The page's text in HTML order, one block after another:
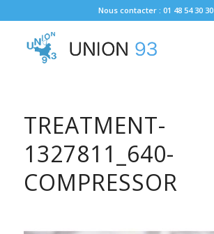
Nous contacter : 01 48 54 30 30
TREATMENT-
1327811_640-
COMPRESSOR